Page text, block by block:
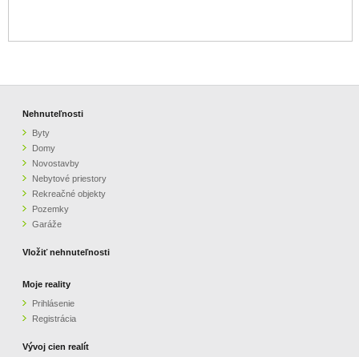
Nehnuteľnosti
Byty
Domy
Novostavby
Nebytové priestory
Rekreačné objekty
Pozemky
Garáže
Vložiť nehnuteľnosti
Moje reality
Prihlásenie
Registrácia
Vývoj cien realít